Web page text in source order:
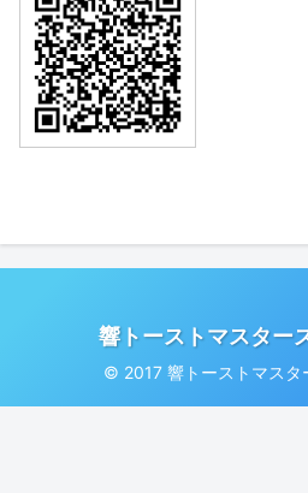
響トーストマスター
© 2017 響トーストマスタ